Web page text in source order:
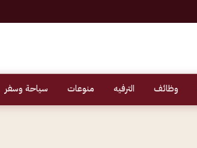
وظائف الترفيه منوعات سياحة وسفر